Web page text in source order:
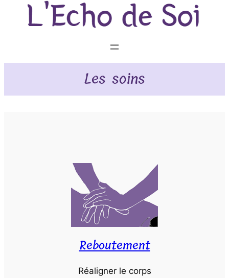
Les soins
Reboutement
Réaligner le corps